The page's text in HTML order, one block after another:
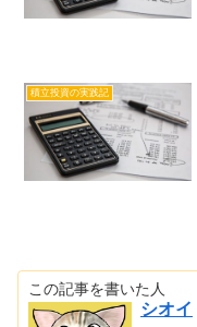
積立投資の実践記
この記事を書いた人
シオイ